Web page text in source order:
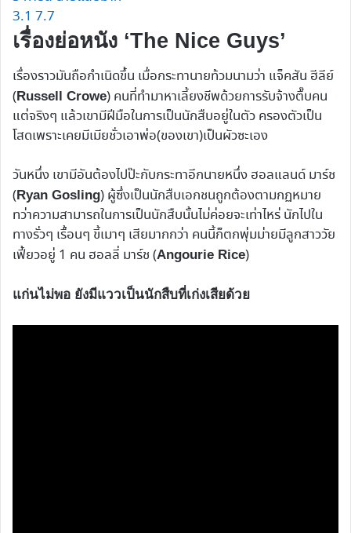
3.1 7.7
เรื่องย่อหนัง ‘The Nice Guys’
เรื่องราวมันถือกำเนิดขึ้น เมื่อกระทานายท้วมนามว่า แจ็คสัน ฮีลีย์
(Russell Crowe) คนที่ทำมาหาเลี้ยงชีพด้วยการรับจ้างตื๊บคน
แต่จริงๆ แล้วเขามีฝีมือในการเป็นนักสืบอยู่ในตัว ครองตัวเป็น
โสดเพราะเคยมีเมียชั่วเอาพ่อ(ของเขา)เป็นผัวซะเอง
วันหนึ่ง เขามีอันต้องไปป๊ะกับกระทาอีกนายหนึ่ง ฮอลแลนด์ มาร์ช
(Ryan Gosling) ผู้ซึ่งเป็นนักสืบเอกชนถูกต้องตามกฏหมาย
ทว่าความสามารถในการเป็นนักสืบนั้นไม่ค่อยจะเท่าไหร่ นักไปใน
ทางรั่วๆ เรื้อนๆ ขี้เมาๆ เสียมากกว่า คนนี้ก็ตกพุ่มม่ายมีลูกสาววัย
เฟี้ยวอยู่ 1 คน ฮอลลี่ มาร์ช (Angourie Rice)
แก่นไม่พอ ยังมีแววเป็นนักสืบที่เก่งเสียด้วย